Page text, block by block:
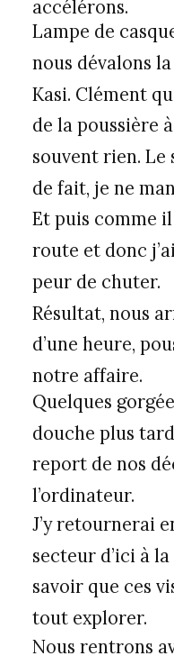
accélérons.
Lampe de
nous dévalons
Kasi. Clément
de la poussière
souvent rien. Le
de fait, je ne
Et puis comme
route et donc
peur de chuter.
Résultat, nous
d’une heure,
notre affaire.
Quelques
douche plus
report de nos
l’ordinateur.
J’y retournerai
secteur d’ici à la
savoir que ces
tout explorer.
Nous rentrons